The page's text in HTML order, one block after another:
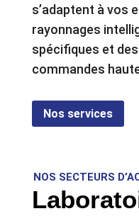
s’adaptent à vos
rayonnages
spécifiques et
commandes
Nos services
NOS SECTEURS